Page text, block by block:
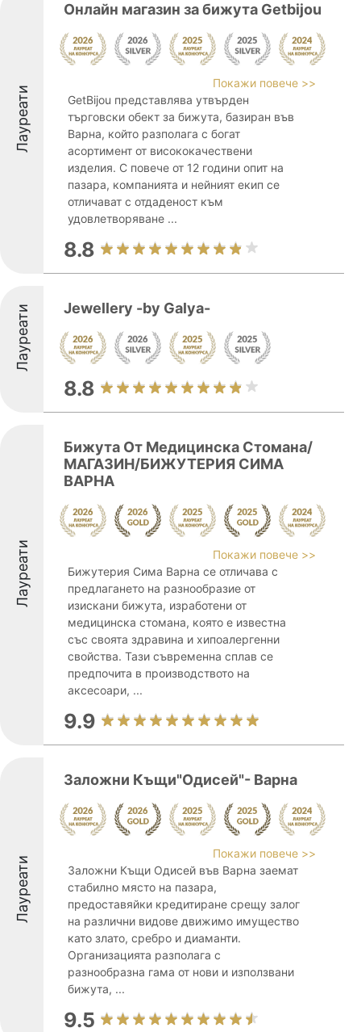
Лауреати
Онлайн магазин за бижута Getbijou
Покажи повече >>
GetBijou представлява утвърден
търговски обект за бижута, базиран във
Варна, който разполага с богат
асортимент от висококачествени
изделия. С повече от 12 години опит на
пазара, компанията и нейният екип се
отличават с отдаденост към
удовлетворяване ...
8.8
Лауреати Jewellery -by Galya-
8.8
Лауреати
Бижута От Медицинска Стомана/
МАГАЗИН/БИЖУТЕРИЯ СИМА
ВАРНА
Покажи повече >>
Бижутерия Сима Варна се отличава с
предлагането на разнообразие от
изискани бижута, изработени от
медицинска стомана, която е известна
със своята здравина и хипоалергенни
свойства. Тази съвременна сплав се
предпочита в производството на
аксесоари, ...
9.9
Лауреати
Заложни Къщи"Одисей"- Варна
Покажи повече >>
Заложни Къщи Одисей във Варна заемат
стабилно място на пазара,
предоставяйки кредитиране срещу залог
на различни видове движимо имущество
като злато, сребро и диаманти.
Организацията разполага с
разнообразна гама от нови и използвани
бижута, ...
9.5